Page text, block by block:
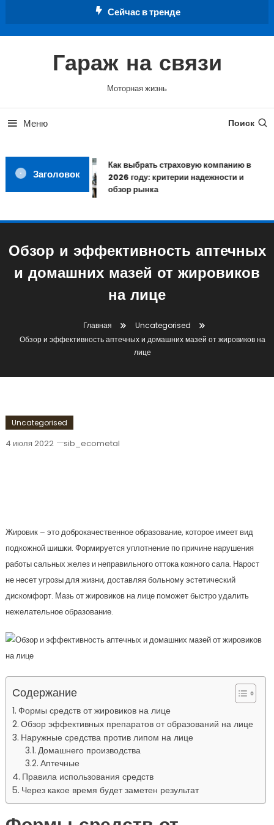
Сейчас в тренде
Гараж на связи
Моторная жизнь
Меню Поиск
Заголовок
Как выбрать страховую компанию в
2026 году: критерии надежности и
обзор рынка
Обзор и эффективность аптечных
и домашних мазей от жировиков
на лице
Главная
Uncategorised
Обзор и эффективность аптечных и домашних мазей от жировиков на
лице
Uncategorised
4 июля 2022 sib_ecometal
Жировик – это доброкачественное образование, которое имеет вид
подкожной шишки. Формируется уплотнение по причине нарушения
работы сальных желез и неправильного оттока кожного сала. Нарост
не несет угрозы для жизни, доставляя больному эстетический
дискомфорт. Мазь от жировиков на лице поможет быстро удалить
нежелательное образование.
Содержание
Формы средств от жировиков на лице
Обзор эффективных препаратов от образований на лице
Наружные средства против липом на лице
Домашнего производства
Аптечные
Правила использования средств
Через какое время будет заметен результат